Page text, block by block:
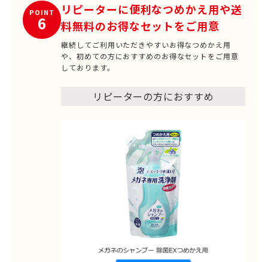
POINT
6
リピーターに便利なつめかえ用や送
料無料のお得なセットをご用意
継続してご利用いただきやすいお得なつめかえ用
や、初めての方におすすめのお得なセットをご用意
しております。
リピーターの方におすすめ